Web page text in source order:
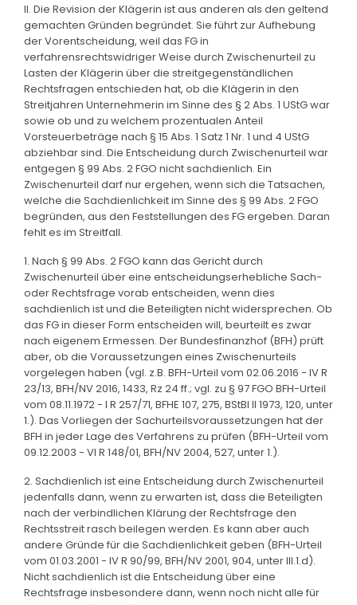
II. Die Revision der Klägerin ist aus anderen als den geltend
gemachten Gründen begründet. Sie führt zur Aufhebung
der Vorentscheidung, weil das FG in
verfahrensrechtswidriger Weise durch Zwischenurteil zu
Lasten der Klägerin über die streitgegenständlichen
Rechtsfragen entschieden hat, ob die Klägerin in den
Streitjahren Unternehmerin im Sinne des § 2 Abs. 1 UStG war
sowie ob und zu welchem prozentualen Anteil
Vorsteuerbeträge nach § 15 Abs. 1 Satz 1 Nr. 1 und 4 UStG
abziehbar sind. Die Entscheidung durch Zwischenurteil war
entgegen § 99 Abs. 2 FGO nicht sachdienlich. Ein
Zwischenurteil darf nur ergehen, wenn sich die Tatsachen,
welche die Sachdienlichkeit im Sinne des § 99 Abs. 2 FGO
begründen, aus den Feststellungen des FG ergeben. Daran
fehlt es im Streitfall.
1. Nach § 99 Abs. 2 FGO kann das Gericht durch
Zwischenurteil über eine entscheidungserhebliche Sach-
oder Rechtsfrage vorab entscheiden, wenn dies
sachdienlich ist und die Beteiligten nicht widersprechen. Ob
das FG in dieser Form entscheiden will, beurteilt es zwar
nach eigenem Ermessen. Der Bundesfinanzhof (BFH) prüft
aber, ob die Voraussetzungen eines Zwischenurteils
vorgelegen haben (vgl. z.B. BFH-Urteil vom 02.06.2016 - IV R
23/13, BFH/NV 2016, 1433, Rz 24 ff.; vgl. zu § 97 FGO BFH-Urteil
vom 08.11.1972 - I R 257/71, BFHE 107, 275, BStBl II 1973, 120, unter
1.). Das Vorliegen der Sachurteilsvoraussetzungen hat der
BFH in jeder Lage des Verfahrens zu prüfen (BFH-Urteil vom
09.12.2003 - VI R 148/01, BFH/NV 2004, 527, unter 1.).
2. Sachdienlich ist eine Entscheidung durch Zwischenurteil
jedenfalls dann, wenn zu erwarten ist, dass die Beteiligten
nach der verbindlichen Klärung der Rechtsfrage den
Rechtsstreit rasch beilegen werden. Es kann aber auch
andere Gründe für die Sachdienlichkeit geben (BFH-Urteil
vom 01.03.2001 - IV R 90/99, BFH/NV 2001, 904, unter III.1.d).
Nicht sachdienlich ist die Entscheidung über eine
Rechtsfrage insbesondere dann, wenn noch nicht alle für